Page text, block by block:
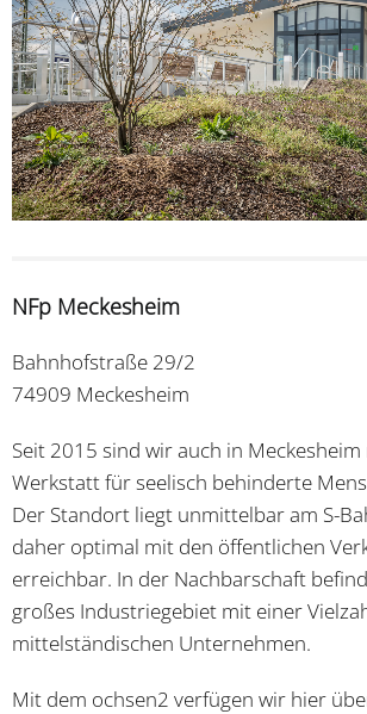
NFp Meckesheim
Bahnhofstraße 29/2
74909 Meckesheim
Seit 2015 sind wir auch in
Werkstatt für seelisch behinderte
Der Standort liegt unmittelbar am S-
daher optimal mit den öffentlichen
erreichbar. In der Nachbarschaft
großes Industriegebiet mit einer
mittelständischen Unternehmen.
Mit dem ochsen2 verfügen wir hier